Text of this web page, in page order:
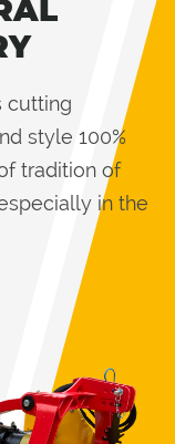
cutting
style 100%
tradition of
in the